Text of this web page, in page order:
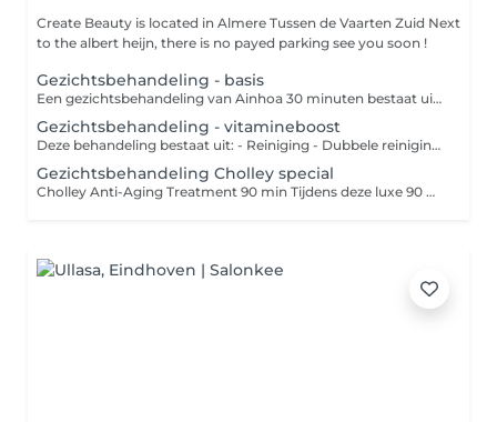
Create Beauty is located in Almere Tussen de Vaarten Zuid Next
to the albert heijn, there is no payed parking see you soon !
Gezichtsbehandeling - basis
Een gezichtsbehandeling van Ainhoa 30 minuten bestaat uit: - Reiniging - Dubbele reiniging - Scrub - Onzuiverheden verwijderen - Masker - Dagverzorging naar huidtype - Advies Een gezichtsbehandeling van Ainhoa 60 minuten bestaat uit: - Reiniging - Dubbele reiniging - Scrub - Onzuiverheden verwijderen - Epileren - Masker -Massage - Oogzone verzorging - Dagverzorging naar huidtype - Advies Een gezichtsbehandeling van Ainhoa 90 minuten bestaat uit: - Reiniging - Dubbele reiniging - Peeling - Onzuiverheden verwijderen - Wenkbrauwen epileren - Rug Massage - Masker - Oogzone verzorging - Dagverzorging naar huidtype - Advies - BAIMS makeup touch up - Marc Inbane Spraytan
Gezichtsbehandeling - vitamineboost
Deze behandeling bestaat uit: - Reiniging - Dubbele reiniging - Onzuiverheden verwijderen - Epileren - Vliesmasker - Ampul - Massage - Massage Cupping - Huidverbeterende massage tool - Dagverzorging naar huidtype - Advies -Marc Inbane Spray tan
Gezichtsbehandeling Cholley special
Cholley Anti-Aging Treatment 90 min Tijdens deze luxe 90 minuten durende anti-aging behandeling staat huidverbetering centraal. De behandeling begint met een dieptereiniging en voorbereiding van de huid, waarna gespecialiseerde Cholley producten worden aangebracht die gericht zijn op collageenstimulatie, hydratatie en herstel. Door middel van speciale tools en intensief werkende serums worden de actieve ingrediënten diep in de huid gebracht voor een maximaal resultaat. Een luxe huidverbeterende gezichtsbehandeling met het high-end Zwitserse merk Cholley. Deze behandeling focust op huidverjonging, versteviging en intensief herstel door middel van actieve ingrediënten, speciale tools, diepwerkende maskers en LED-lichttherapie. De huid wordt zichtbaar gladder, steviger en stralender. Ideaal bij huidveroudering, verslapping, fijne lijntjes en een doffe teint. incl Marc Inbane facial spray tan Infrarood Light thearpie Liroma Light therapie Collagen eye pads Skin scrubber Epileren of waxen Verven Advies